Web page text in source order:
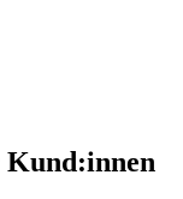
Kund:innen